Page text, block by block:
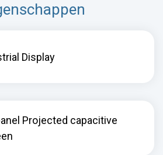
Display
Projected capacitive